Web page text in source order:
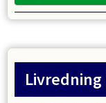
Livredning